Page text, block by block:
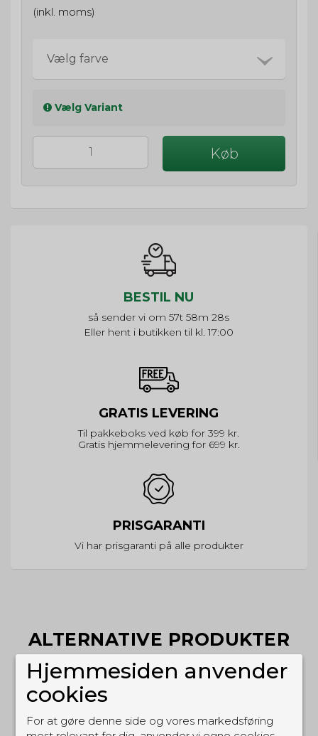
(inkl. moms)
Vælg farve
Vælg Variant
Køb
BESTIL NU
så sender vi om 57t 58m 28s
Eller hent i butikken til kl. 17:00
GRATIS LEVERING
Til pakkeboks ved køb for 399 kr.
Gratis hjemmelevering for 699 kr.
PRISGARANTI
Vi har prisgaranti på alle produkter
ALTERNATIVE PRODUKTER
Hjemmesiden anvender
cookies
For at gøre denne side og vores markedsføring